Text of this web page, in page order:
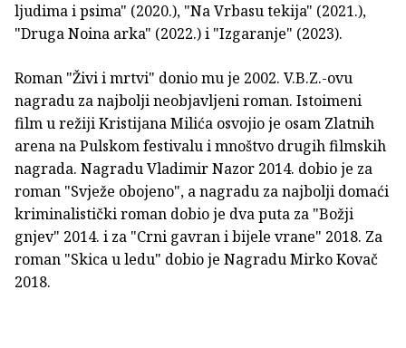
ljudima i psima" (2020.), "Na Vrbasu tekija" (2021.),
"Druga Noina arka" (2022.) i "Izgaranje" (2023).
Roman "Živi i mrtvi" donio mu je 2002. V.B.Z.-ovu
nagradu za najbolji neobjavljeni roman. Istoimeni
film u režiji Kristijana Milića osvojio je osam Zlatnih
arena na Pulskom festivalu i mnoštvo drugih filmskih
nagrada. Nagradu Vladimir Nazor 2014. dobio je za
roman "Svježe obojeno", a nagradu za najbolji domaći
kriminalistički roman dobio je dva puta za "Božji
gnjev" 2014. i za "Crni gavran i bijele vrane" 2018. Za
roman "Skica u ledu" dobio je Nagradu Mirko Kovač
2018.